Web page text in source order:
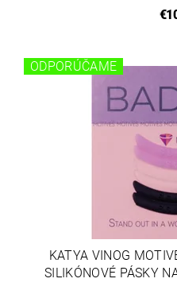
ODPORÚČAME
KATYA VINOG
SILIKÓNOVÉ PÁSKY